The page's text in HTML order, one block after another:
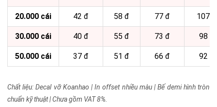
20.000 cái 42 đ 58 đ 77 đ 107 đ
30.000 cái 40 đ 55 đ 73 đ 98 đ
50.000 cái 37 đ 51 đ 66 đ 92 đ
Chất liệu: Decal vỡ Koanhao | In offset nhiều màu | Bế demi hình tròn
chuẩn kỹ thuật | Chưa gồm VAT 8%.